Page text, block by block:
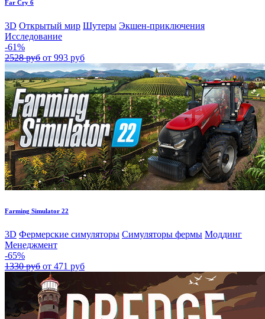
Far Cry 6
3D Открытый мир Шутеры Экшен-приключения
Исследование
-61%
2528 руб от 993 руб
Farming Simulator 22
3D Фермерские симуляторы Симуляторы фермы Моддинг
Менеджмент
-65%
1330 руб от 471 руб